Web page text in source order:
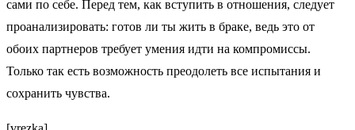
сами по себе. Перед тем, как вступить в отношения, следует
проанализировать: готов ли ты жить в браке, ведь это от
обоих партнеров требует умения идти на компромиссы.
Только так есть возможность преодолеть все испытания и
сохранить чувства.